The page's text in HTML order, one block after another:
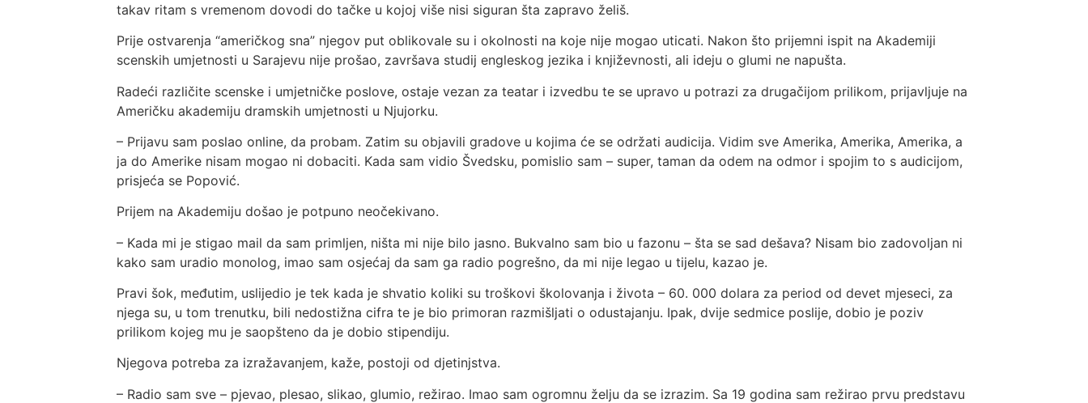
takav ritam s vremenom dovodi do tačke u kojoj više nisi siguran šta zapravo želiš.
Prije ostvarenja “američkog sna” njegov put oblikovale su i okolnosti na koje nije mogao uticati. Nakon što prijemni ispit na Akademiji
scenskih umjetnosti u Sarajevu nije prošao, završava studij engleskog jezika i književnosti, ali ideju o glumi ne napušta.
Radeći različite scenske i umjetničke poslove, ostaje vezan za teatar i izvedbu te se upravo u potrazi za drugačijom prilikom, prijavljuje na
Američku akademiju dramskih umjetnosti u Njujorku.
– Prijavu sam poslao online, da probam. Zatim su objavili gradove u kojima će se održati audicija. Vidim sve Amerika, Amerika, Amerika, a
ja do Amerike nisam mogao ni dobaciti. Kada sam vidio Švedsku, pomislio sam – super, taman da odem na odmor i spojim to s audicijom,
prisjeća se Popović.
Prijem na Akademiju došao je potpuno neočekivano.
– Kada mi je stigao mail da sam primljen, ništa mi nije bilo jasno. Bukvalno sam bio u fazonu – šta se sad dešava? Nisam bio zadovoljan ni
kako sam uradio monolog, imao sam osjećaj da sam ga radio pogrešno, da mi nije legao u tijelu, kazao je.
Pravi šok, međutim, uslijedio je tek kada je shvatio koliki su troškovi školovanja i života – 60. 000 dolara za period od devet mjeseci, za
njega su, u tom trenutku, bili nedostižna cifra te je bio primoran razmišljati o odustajanju. Ipak, dvije sedmice poslije, dobio je poziv
prilikom kojeg mu je saopšteno da je dobio stipendiju.
Njegova potreba za izražavanjem, kaže, postoji od djetinjstva.
– Radio sam sve – pjevao, plesao, slikao, glumio, režirao. Imao sam ogromnu želju da se izrazim. Sa 19 godina sam režirao prvu predstavu